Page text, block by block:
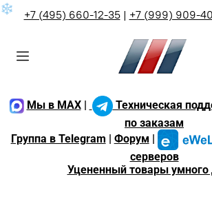
❄ +7 (495) 660-12-35| +7 (999) 909-
Мы в MAX|
Техническая
по заказам
Группа в Telegram
Форум
серверов
Уцененный товары умного